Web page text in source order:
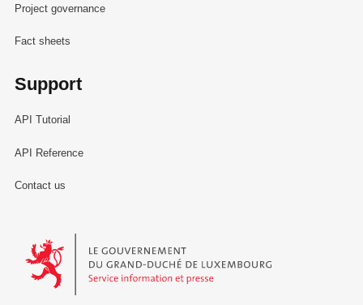
Project governance
Fact sheets
Support
API Tutorial
API Reference
Contact us
Le Gouvernement du Grand-Duché de Luxembourg - Service